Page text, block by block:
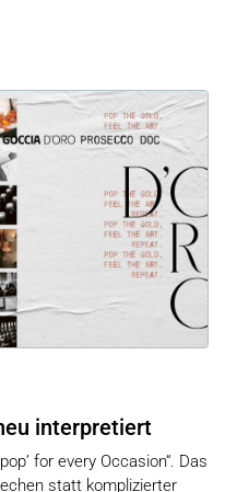
interpretiert
for every Occasion“. Das
statt komplizierter